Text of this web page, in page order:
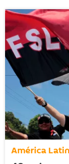
América